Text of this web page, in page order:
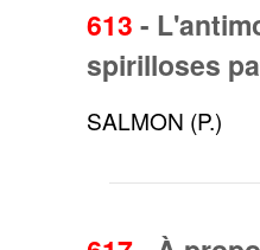
613 -
spirilloses
SALMON (P.)